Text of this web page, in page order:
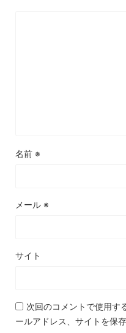
名前 ※
メール ※
サイト
次回のコメントで使用す
ールアドレス、サイトを保存